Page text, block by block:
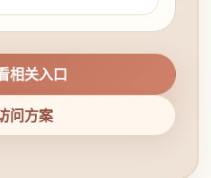
相关入口
问方案